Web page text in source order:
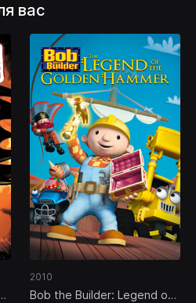
вас
2010
Bob the Builder: Legend of